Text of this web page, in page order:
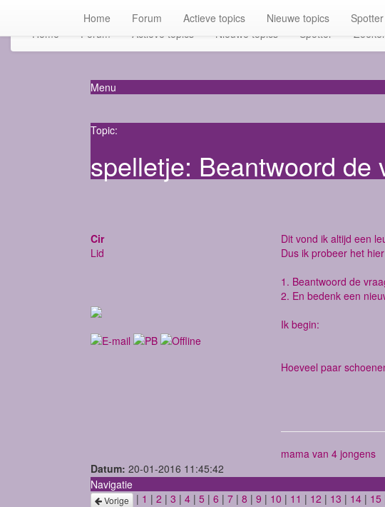
Home Forum Actieve topics Nieuwe topics Spotter
Home Forum Actieve topics Nieuwe topics Spotter
Menu
Topic:
spelletje: Beantwoord de
Cir
Lid
Dit vond ik altijd een
Dus ik probeer het
1. Beantwoord de
2. En bedenk een
Ik begin:
Hoeveel paar
mama van 4 jongens
Datum: 20-01-2016 11:45:42
Navigatie
Vorige | 1 | 2 | 3 | 4 | 5 | 6 | 7 | 8 | 9 | 10 | 11 | 12 | 13 | 14 | 15